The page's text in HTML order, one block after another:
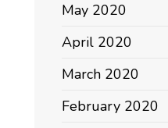
May 2020
April 2020
March 2020
February 2020